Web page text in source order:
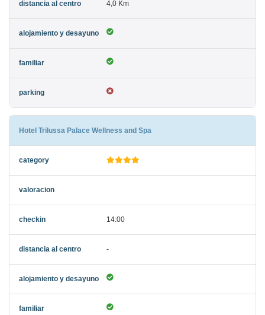
4,0 Km
Hotel Trilussa Palace Wellness and Spa
14:00
-